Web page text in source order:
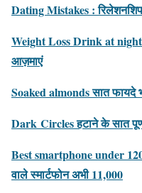
Dating Mistakes :
Weight Loss Drink at night
आज़माएं
Soaked almonds सात फायदे
Dark Circles हटाने के सात
Best smartphone under
वाले स्मार्टफोन अभी 11,000